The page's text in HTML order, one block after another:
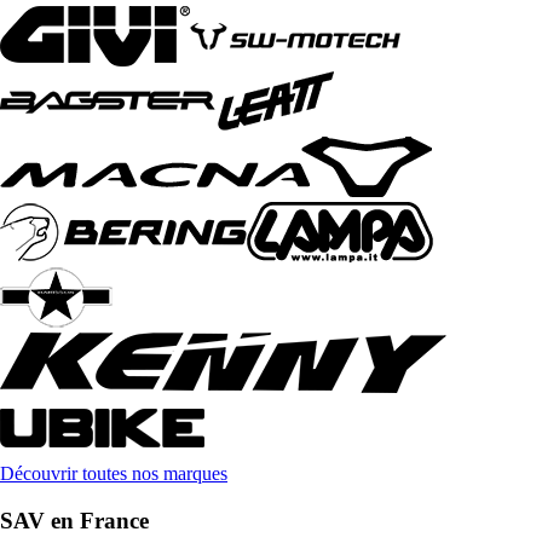
Découvrir toutes nos marques
SAV en France